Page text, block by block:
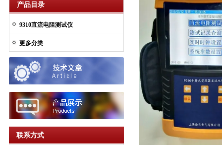
产品目录
9310直流电阻测试仪
更多分类
联系方式